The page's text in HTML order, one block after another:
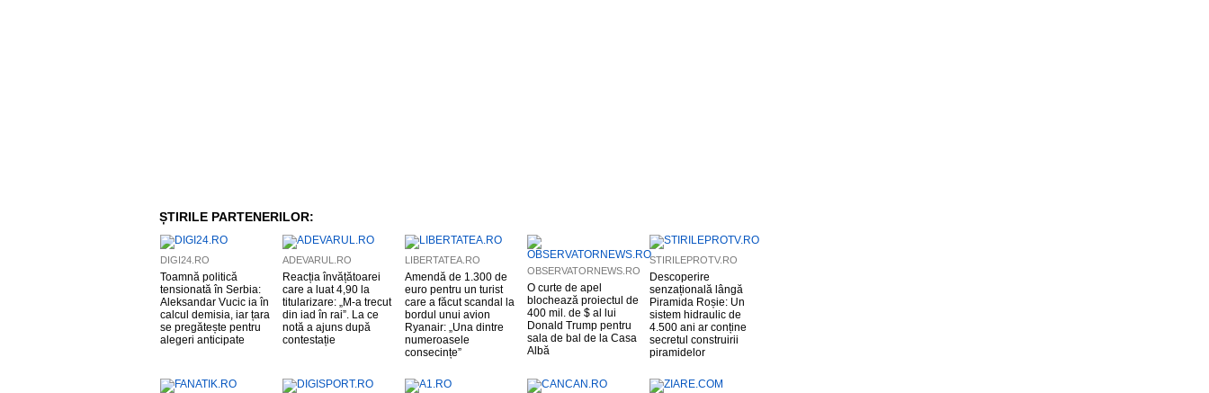
ȘTIRILE PARTENERILOR:
DIGI24.RO
Toamnă politică
tensionată în Serbia:
Aleksandar Vucic ia în
calcul demisia, iar țara
se pregătește pentru
alegeri anticipate
ADEVARUL.RO
Reacția învățătoarei
care a luat 4,90 la
titularizare: „M-a trecut
din iad în rai”. La ce
notă a ajuns după
contestație
LIBERTATEA.RO
Amendă de 1.300 de
euro pentru un turist
care a făcut scandal la
bordul unui avion
Ryanair: „Una dintre
numeroasele
consecințe”
OBSERVATORNEWS.RO
O curte de apel
blochează proiectul de
400 mil. de $ al lui
Donald Trump pentru
sala de bal de la Casa
Albă
STIRILEPROTV.RO
Descoperire
senzațională lângă
Piramida Roșie: Un
sistem hidraulic de
4.500 ani ar conține
secretul construirii
piramidelor